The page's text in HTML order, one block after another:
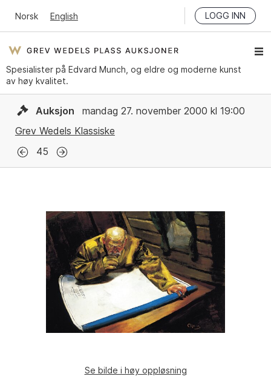
Norsk English LOGG INN
Spesialister på Edvard Munch, og eldre og moderne kunst
av høy kvalitet.
Auksjon
mandag 27. november 2000 kl 19:00
Grev Wedels Klassiske
45
Se bilde i høy oppløsning